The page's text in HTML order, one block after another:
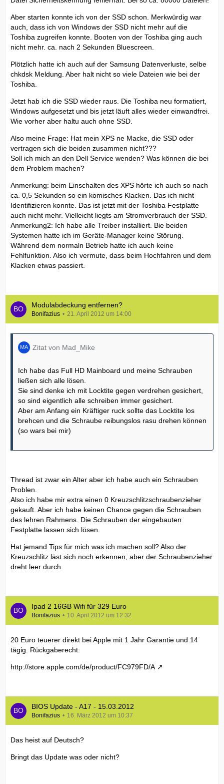
Aber starten konnte ich von der SSD schon. Merkwürdig war
auch, dass ich von Windows der SSD nicht mehr auf die
Toshiba zugreifen konnte. Booten von der Toshiba ging auch
nicht mehr. ca. nach 2 Sekunden Bluescreen.
Plötzlich hatte ich auch auf der Samsung Datenverluste, selbe
chkdsk Meldung. Aber halt nicht so viele Dateien wie bei der
Toshiba.
Jetzt hab ich die SSD wieder raus. Die Toshiba neu formatiert,
Windows aufgesetzt und bis jetzt läuft alles wieder einwandfrei.
Wie vorher aber haltu auch ohne SSD.
Also meine Frage: Hat mein XPS ne Macke, die SSD oder
vertragen sich die beiden zusammen nicht???
Soll ich mich an den Dell Service wenden? Was können die bei
dem Problem machen?
Anmerkung: beim Einschalten des XPS hörte ich auch so nach
ca. 0,5 Sekunden so ein komisches Klacken. Das ich nicht
Identifizieren konnte. Das ist jetzt mit der Toshiba Festplatte
auch nicht mehr. Vielleicht liegts am Stromverbrauch der SSD.
Anmerkung2: Ich habe alle Treiber installiert. Bie beiden
Systemen hatte ich im Geräte-Manager keine Störung.
Während dem normaln Betrieb hatte ich auch keine
Fehlfunktion. Also ich vermute, dass beim Hochfahren und dem
Klacken etwas passiert.
Modulabdeckung entfernen?
Bonifazius 21. April 2012 um 14:00
Zitat von Mad_Mike
Ich habe das Full HD Mainboard und meine Schrauben
ließen sich alle lösen.
Sie sind denke ich mit Locktite gegen verdrehen gesichert,
so sind eigentlich alle schreiben immer gesichert.
Aber am Anfang ein Kräftiger ruck sollte das Locktite los
brehcen und die Schraube reibungslos rasu drehen können
(so wars bei mir)
Thread ist zwar ein Alter aber ich habe auch ein Schrauben
Problen.
Also ich habe mir extra einen 0 Kreuzschlitzschraubenzieher
gekauft. Aber ich habe keinen Chance gegen die Schrauben
des lehren Rahmens. Die Schrauben der eingebauten
Festplatte lassen sich lösen.
Hat jemand Tips für mich was ich machen soll? Also der
Kreuzschlitz läst sich noch erkennen, aber der Schraubenzieher
dreht leer durch.
Ipad 2 16GB Wifi für 329 Euro
Bonifazius 10. April 2012 um 12:32
20 Euro teuerer direkt bei Apple mit 1 Jahr Garantie und 14
tägig. Rückgaberecht:
http://store.apple.com/de/product/FC979FD/A
BIOS Update - A17 - 15.03.2012
Bonifazius 16. März 2012 um 10:37
Das heist auf Deutsch?
Bringt das Update was oder nicht?